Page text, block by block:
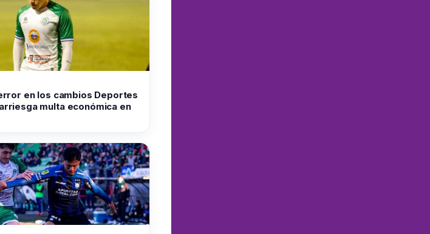
en los cambios Deportes
multa económica en